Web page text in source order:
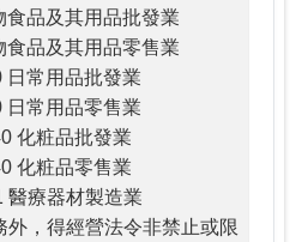
食品及其用品批發業
食品及其用品零售業
日常用品批發業
日常用品零售業
化粧品批發業
化粧品零售業
醫療器材製造業
外，得經營法令非禁止或限